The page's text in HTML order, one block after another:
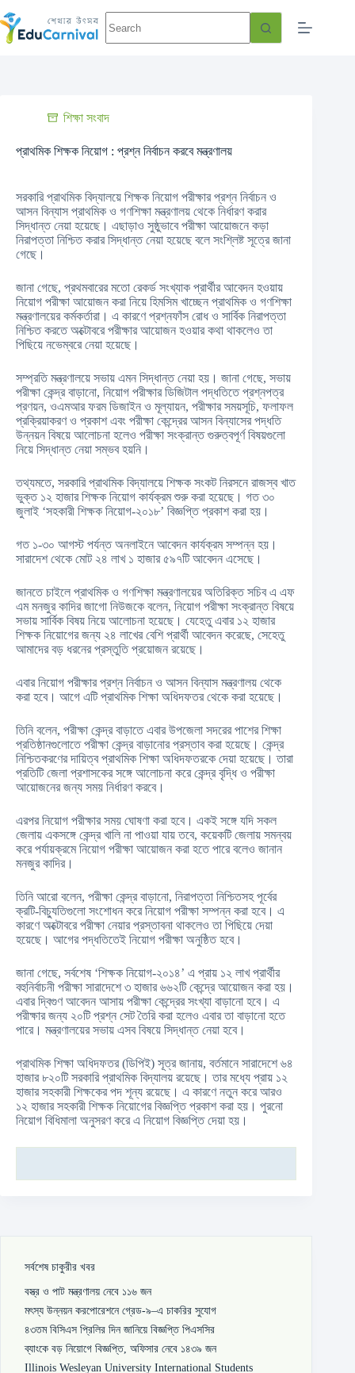
শিক্ষা সংবাদ
প্রাথমিক শিক্ষক নিয়োগ : প্রশ্ন নির্বাচন করবে মন্ত্রণালয়
সরকারি প্রাথমিক বিদ্যালয়ে শিক্ষক নিয়োগ পরীক্ষার প্রশ্ন নির্বাচন ও
আসন বিন্যাস প্রাথমিক ও গণশিক্ষা মন্ত্রণালয় থেকে নির্ধারণ করার
সিদ্ধান্ত নেয়া হয়েছে। এছাড়াও সুষ্ঠুভাবে পরীক্ষা আয়োজনে কড়া
নিরাপত্তা নিশ্চিত করার সিদ্ধান্ত নেয়া হয়েছে বলে সংশ্লিষ্ট সূত্রে জানা
গেছে।
জানা গেছে, প্রথমবারের মতো রেকর্ড সংখ্যাক প্রার্থীর আবেদন হওয়ায়
নিয়োগ পরীক্ষা আয়োজন করা নিয়ে হিমসিম খাচ্ছেন প্রাথমিক ও গণশিক্ষা
মন্ত্রণালয়ের কর্মকর্তারা। এ কারণে প্রশ্নফাঁস রোধ ও সার্বিক নিরাপত্তা
নিশ্চিত করতে অক্টোবরে পরীক্ষার আয়োজন হওয়ার কথা থাকলেও তা
পিছিয়ে নভেম্বরে নেয়া হয়েছে।
সম্প্রতি মন্ত্রণালয়ে সভায় এমন সিদ্ধান্ত নেয়া হয়। জানা গেছে, সভায়
পরীক্ষা কেন্দ্র বাড়ানো, নিয়োগ পরীক্ষার ডিজিটাল পদ্ধতিতে প্রশ্নপত্র
প্রণয়ন, ওএমআর ফরম ডিজাইন ও মূল্যায়ন, পরীক্ষার সময়সূচি, ফলাফল
প্রক্রিয়াকরণ ও প্রকাশ এবং পরীক্ষা কেন্দ্রের আসন বিন্যাসের পদ্ধতি
উন্নয়ন বিষয়ে আলোচনা হলেও পরীক্ষা সংক্রান্ত গুরুত্বপূর্ণ বিষয়গুলো
নিয়ে সিদ্ধান্ত নেয়া সম্ভব হয়নি।
তথ্যমতে, সরকারি প্রাথমিক বিদ্যালয়ে শিক্ষক সংকট নিরসনে রাজস্ব খাত
ভুক্ত ১২ হাজার শিক্ষক নিয়োগ কার্যক্রম শুরু করা হয়েছে। গত ৩০
জুলাই ‘সহকারী শিক্ষক নিয়োগ-২০১৮’ বিজ্ঞপ্তি প্রকাশ করা হয়।
গত ১-৩০ আগস্ট পর্যন্ত অনলাইনে আবেদন কার্যক্রম সম্পন্ন হয়।
সারাদেশ থেকে মোট ২৪ লাখ ১ হাজার ৫৯৭টি আবেদন এসেছে।
জানতে চাইলে প্রাথমিক ও গণশিক্ষা মন্ত্রণালয়ের অতিরিক্ত সচিব এ এফ
এম মনজুর কাদির জাগো নিউজকে বলেন, নিয়োগ পরীক্ষা সংক্রান্ত বিষয়ে
সভায় সার্বিক বিষয় নিয়ে আলোচনা হয়েছে। যেহেতু এবার ১২ হাজার
শিক্ষক নিয়োগের জন্য ২৪ লাখের বেশি প্রার্থী আবেদন করেছে, সেহেতু
আমাদের বড় ধরনের প্রস্তুতি প্রয়োজন রয়েছে।
এবার নিয়োগ পরীক্ষার প্রশ্ন নির্বাচন ও আসন বিন্যাস মন্ত্রণালয় থেকে
করা হবে। আগে এটি প্রাথমিক শিক্ষা অধিদফতর থেকে করা হয়েছে।
তিনি বলেন, পরীক্ষা কেন্দ্র বাড়াতে এবার উপজেলা সদরের পাশের শিক্ষা
প্রতিষ্ঠানগুলোতে পরীক্ষা কেন্দ্র বাড়ানোর প্রস্তাব করা হয়েছে। কেন্দ্র
নিশ্চিতকরণের দায়িত্ব প্রাথমিক শিক্ষা অধিদফতরকে দেয়া হয়েছে। তারা
প্রতিটি জেলা প্রশাসকের সঙ্গে আলোচনা করে কেন্দ্র বৃদ্ধি ও পরীক্ষা
আয়োজনের জন্য সময় নির্ধারণ করবে।
এরপর নিয়োগ পরীক্ষার সময় ঘোষণা করা হবে। একই সঙ্গে যদি সকল
জেলায় একসঙ্গে কেন্দ্র খালি না পাওয়া যায় তবে, কয়েকটি জেলায় সমন্বয়
করে পর্যায়ক্রমে নিয়োগ পরীক্ষা আয়োজন করা হতে পারে বলেও জানান
মনজুর কাদির।
তিনি আরো বলেন, পরীক্ষা কেন্দ্র বাড়ানো, নিরাপত্তা নিশ্চিতসহ পূর্বের
ক্রটি-বিচ্যুতিগুলো সংশোধন করে নিয়োগ পরীক্ষা সম্পন্ন করা হবে। এ
কারণে অক্টোবরে পরীক্ষা নেয়ার প্রস্তাবনা থাকলেও তা পিছিয়ে দেয়া
হয়েছে। আগের পদ্ধতিতেই নিয়োগ পরীক্ষা অনুষ্ঠিত হবে।
জানা গেছে, সর্বশেষ ‘শিক্ষক নিয়োগ-২০১৪’ এ প্রায় ১২ লাখ প্রার্থীর
বহুনির্বাচনী পরীক্ষা সারাদেশে ৩ হাজার ৬৬২টি কেন্দ্রে আয়োজন করা হয়।
এবার দ্বিগুণ আবেদন আসায় পরীক্ষা কেন্দ্রের সংখ্যা বাড়ানো হবে। এ
পরীক্ষার জন্য ২০টি প্রশ্ন সেট তৈরি করা হলেও এবার তা বাড়ানো হতে
পারে। মন্ত্রণালয়ের সভায় এসব বিষয়ে সিদ্ধান্ত নেয়া হবে।
প্রাথমিক শিক্ষা অধিদফতর (ডিপিই) সূত্র জানায়, বর্তমানে সারাদেশে ৬৪
হাজার ৮২০টি সরকারি প্রাথমিক বিদ্যালয় রয়েছে। তার মধ্যে প্রায় ১২
হাজার সহকারী শিক্ষকের পদ শূন্য রয়েছে। এ কারণে নতুন করে আরও
১২ হাজার সহকারী শিক্ষক নিয়োগের বিজ্ঞপ্তি প্রকাশ করা হয়। পুরনো
নিয়োগ বিধিমালা অনুসরণ করে এ নিয়োগ বিজ্ঞপ্তি দেয়া হয়।
সর্বশেষ চাকুরীর খবর
বস্ত্র ও পাট মন্ত্রণালয় নেবে ১১৬ জন
মৎস্য উন্নয়ন করপোরেশনে গ্রেড-৯–এ চাকরির সুযোগ
৪৩তম বিসিএস প্রিলির দিন জানিয়ে বিজ্ঞপ্তি পিএসসির
ব্যাংকে বড় নিয়োগে বিজ্ঞপ্তি, অফিসার নেবে ১৪৩৯ জন
Illinois Wesleyan University International Students